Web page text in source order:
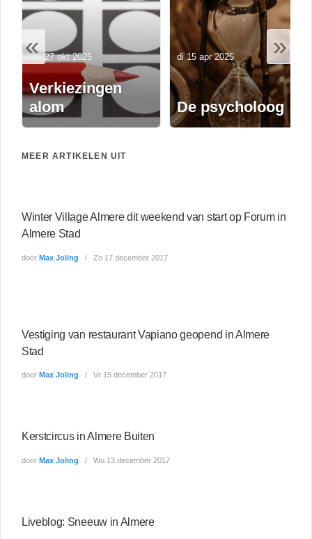
«
Verkiezingen
alom
ma 27 okt 2025
De psycholoog
di 15 apr 2025 »
MEER ARTIKELEN UIT
Winter Village Almere dit weekend van start op Forum in
Almere Stad
door Max Joling Zo 17 december 2017
Vestiging van restaurant Vapiano geopend in Almere
Stad
door Max Joling Vr 15 december 2017
Kerstcircus in Almere Buiten
door Max Joling Wo 13 december 2017
Liveblog: Sneeuw in Almere